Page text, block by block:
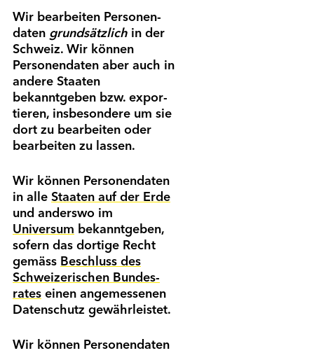
Wir bearbeiten Personen­
daten grundsätzlich in der
Schweiz. Wir können
Personen­daten aber auch in
andere Staaten
bekanntgeben bzw. expor­
tieren, ins­besondere um sie
dort zu bear­beiten oder
bear­beiten zu lassen.
Wir können Personen­daten
in alle Staaten auf der Erde
und anderswo im
Universum bekanntgeben,
sofern das dortige Recht
gemäss Beschluss des
Schwei­zerischen Bundes­
rates einen angemessenen
Daten­schutz gewährleistet.
Wir können Personen­daten